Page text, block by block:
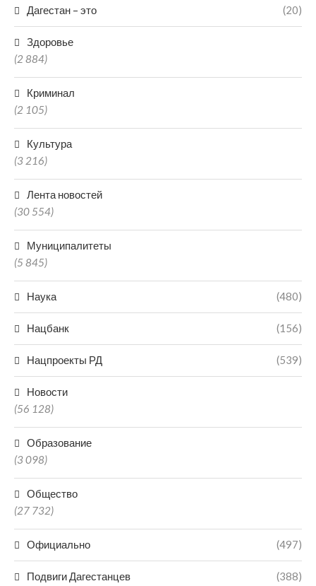
Дагестан – это (20)
Здоровье
(2 884)
Криминал
(2 105)
Культура
(3 216)
Лента новостей
(30 554)
Муниципалитеты
(5 845)
Наука (480)
Нацбанк (156)
Нацпроекты РД (539)
Новости
(56 128)
Образование
(3 098)
Общество
(27 732)
Официально (497)
Подвиги Дагестанцев (388)